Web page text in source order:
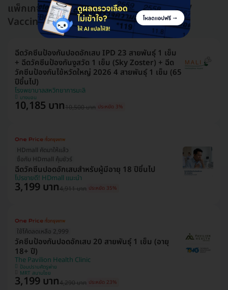
แพ็กเกจอื่นใน ฉีดวัคซีนปอดอักเสบ (IPD&PCV
Vaccine)
ฉีดวัคซีนป้องกันปอดอักเสบ IPD 23 สายพันธุ์ 1 เข็ม
+ ฉีดวัคซีนป้องกันงูสวัด 1 เข็ม (Sky Zoster) + ฉีด
วัคซีนป้องกันไข้หวัดใหญ่ 2026 4 สายพันธุ์ 1 เข็ม (65
ปีขึ้นไป)
โรงพยาบาลสหวิทยาการมะลิ
บางบอน
10,185 บาท10,500 บาท ประหยัด 3%
HDmall คัดมาให้แล้ว
ซื้อกับ HDmall คุ้มชัวร์
ฉีดวัคซีนปอดอักเสบสำหรับผู้มีอายุ 18 ปีขึ้นไป
โปรขายดี! HDmall แนะนำ
3,199 บาท4,911 บาท ประหยัด 35%
ใช้โค้ดลดเหลือ 2,999
วัคซีนป้องกันปอดอักเสบ 20 สายพันธุ์ 1 เข็ม (อายุ
18+ ปี)
The Pavilion Health Clinic
ป้อมปราบศัตรูพ่าย
MRT สนามไชย
3,199 บาท4,290 บาท ประหยัด 23%